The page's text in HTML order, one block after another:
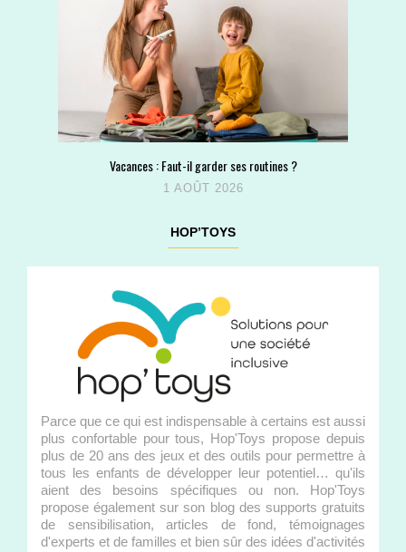
Vacances : Faut-il garder ses routines ?
1 AOÛT 2026
HOP’TOYS
Parce que ce qui est indispensable à certains est aussi
plus confortable pour tous, Hop'Toys propose depuis
plus de 20 ans des jeux et des outils pour permettre à
tous les enfants de développer leur potentiel… qu'ils
aient des besoins spécifiques ou non. Hop'Toys
propose également sur son blog des supports gratuits
de sensibilisation, articles de fond, témoignages
d'experts et de familles et bien sûr des idées d'activités